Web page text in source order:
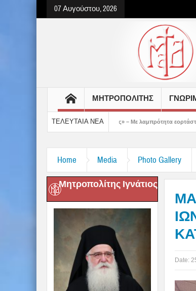
07 Αυγούστου, 2026
ΜΗΤΡΟΠΟΛΙΤΗΣ
ΤΕΛΕΥΤΑΙΑ ΝΕΑ
έδειξε το μέλλον μας» – Με λαμπρότητα εορτάστηκε στον Βόλο η
Home Media Photo Gallery
Μητροπολίτης Ιγνάτιος
Date: